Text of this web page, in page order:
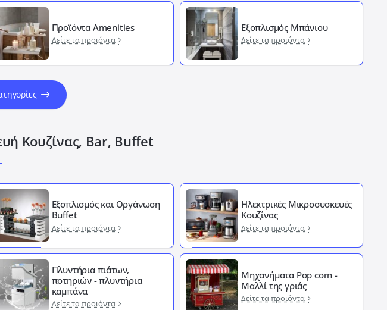
Προϊόντα Amenities
Δείτε τα προιόντα
Εξοπλισμός Μπάνιου
Δείτε τα προιόντα
Κουζίνας, Bar, Buffet
Εξοπλισμός και Οργάνωση
Buffet
Δείτε τα προιόντα
Ηλεκτρικές Μικροσυσκευές
Κουζίνας
Δείτε τα προιόντα
Πλυντήρια πιάτων,
ποτηριών - πλυντήρια
καμπάνα
Δείτε τα προιόντα
Μηχανήματα Pop corn -
Μαλλί της γριάς
Δείτε τα προιόντα